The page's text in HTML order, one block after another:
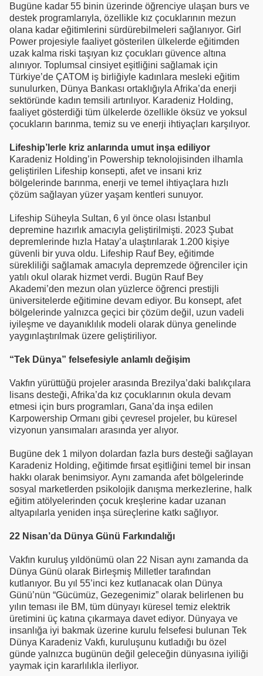
Bugüne kadar 55 binin üzerinde öğrenciye ulaşan burs ve
destek programlarıyla, özellikle kız çocuklarının mezun
olana kadar eğitimlerini sürdürebilmeleri sağlanıyor. Girl
Power projesiyle faaliyet gösterilen ülkelerde eğitimden
uzak kalma riski taşıyan kız çocukları güvence altına
alınıyor. Toplumsal cinsiyet eşitliğini sağlamak için
Türkiye’de ÇATOM iş birliğiyle kadınlara mesleki eğitim
sunulurken, Dünya Bankası ortaklığıyla Afrika’da enerji
sektöründe kadın temsili artırılıyor. Karadeniz Holding,
faaliyet gösterdiği tüm ülkelerde özellikle öksüz ve yoksul
çocukların barınma, temiz su ve enerji ihtiyaçları karşılıyor.
Lifeship’lerle kriz anlarında umut inşa ediliyor
Karadeniz Holding’in Powership teknolojisinden ilhamla
geliştirilen Lifeship konsepti, afet ve insani kriz
bölgelerinde barınma, enerji ve temel ihtiyaçlara hızlı
çözüm sağlayan yüzer yaşam kentleri sunuyor.
Lifeship Süheyla Sultan, 6 yıl önce olası İstanbul
depremine hazırlık amacıyla geliştirilmişti. 2023 Şubat
depremlerinde hızla Hatay’a ulaştırılarak 1.200 kişiye
güvenli bir yuva oldu. Lifeship Rauf Bey, eğitimde
sürekliliği sağlamak amacıyla depremzede öğrenciler için
yatılı okul olarak hizmet verdi. Bugün Rauf Bey
Akademi’den mezun olan yüzlerce öğrenci prestijli
üniversitelerde eğitimine devam ediyor. Bu konsept, afet
bölgelerinde yalnızca geçici bir çözüm değil, uzun vadeli
iyileşme ve dayanıklılık modeli olarak dünya genelinde
yaygınlaştırılmak üzere geliştiriliyor.
“Tek Dünya” felsefesiyle anlamlı değişim
Vakfın yürüttüğü projeler arasında Brezilya’daki balıkçılara
lisans desteği, Afrika’da kız çocuklarının okula devam
etmesi için burs programları, Gana’da inşa edilen
Karpowership Ormanı gibi çevresel projeler, bu küresel
vizyonun yansımaları arasında yer alıyor.
Bugüne dek 1 milyon dolardan fazla burs desteği sağlayan
Karadeniz Holding, eğitimde fırsat eşitliğini temel bir insan
hakkı olarak benimsiyor. Aynı zamanda afet bölgelerinde
sosyal marketlerden psikolojik danışma merkezlerine, halk
eğitim atölyelerinden çocuk kreşlerine kadar uzanan
altyapılarla yeniden inşa süreçlerine katkı sağlıyor.
22 Nisan’da Dünya Günü Farkındalığı
Vakfın kuruluş yıldönümü olan 22 Nisan aynı zamanda da
Dünya Günü olarak Birleşmiş Milletler tarafından
kutlanıyor. Bu yıl 55’inci kez kutlanacak olan Dünya
Günü’nün “Gücümüz, Gezegenimiz” olarak belirlenen bu
yılın teması ile BM, tüm dünyayı küresel temiz elektrik
üretimini üç katına çıkarmaya davet ediyor. Dünyaya ve
insanlığa iyi bakmak üzerine kurulu felsefesi bulunan Tek
Dünya Karadeniz Vakfı, kuruluşunu kutladığı bu özel
günde yalnızca bugünün değil geleceğin dünyasına iyiliği
yaymak için kararlılıkla ilerliyor.